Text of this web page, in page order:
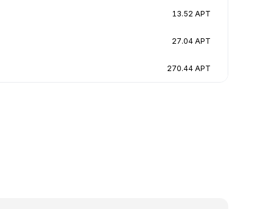
13.52 APT
27.04 APT
270.44 APT